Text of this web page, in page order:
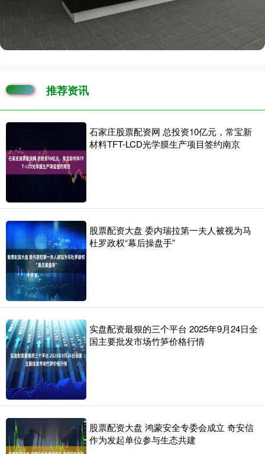
推荐资讯
石家庄股票配资网 总投资10亿元，常宝新
材料TFT-LCD光学膜生产项目签约南京
股票配资大盘 委内瑞拉第一夫人被视为马
杜罗政权“幕后操盘手”
实盘配资最狠的三个平台 2025年9月24日全
国主要批发市场竹笋价格行情
股票配资大盘 鸿蒙安全专委会成立 奇安信
作为发起单位参与生态共建